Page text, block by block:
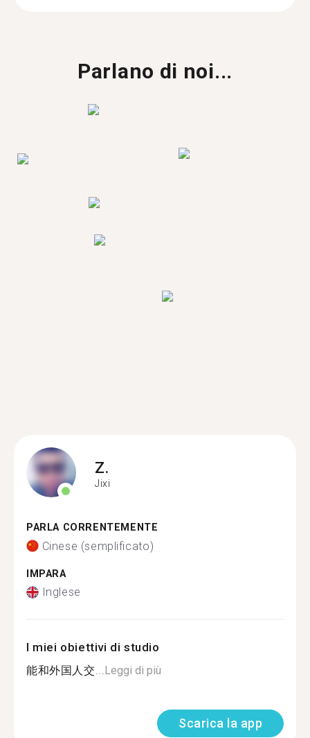
Parlano di noi...
Z.
Jixi
PARLA CORRENTEMENTE
Cinese (semplificato)
IMPARA
Inglese
I miei obiettivi di studio
能和外国人交...Leggi di più
Scarica la app